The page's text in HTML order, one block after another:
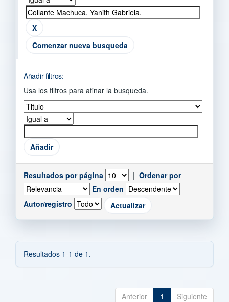
Comenzar nueva busqueda
Añadir filtros:
Usa los filtros para afinar la busqueda.
Resultados por página | Ordenar por
En orden
Autor/registro
Resultados 1-1 de 1.
Anterior 1 Siguiente